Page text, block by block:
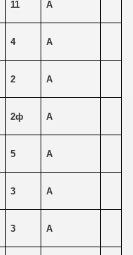
11 А
4 А
2 А
2ф А
5 А
3 А
3 А